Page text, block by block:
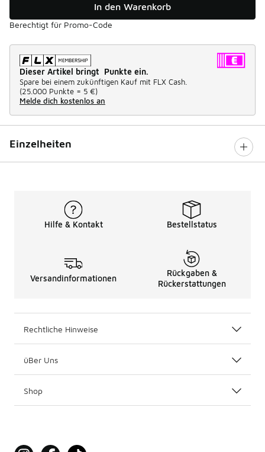
In den Warenkorb
Berechtigt für Promo-Code
Dieser Artikel bringt Punkte ein.
Spare bei einem zukünftigen Kauf mit FLX Cash.
(25.000 Punkte = 5 €)
Melde dich kostenlos an
Einzelheiten
Hilfe & Kontakt Bestellstatus
Versandinformationen
Rückgaben &
Rückerstattungen
Rechtliche Hinweise
üBer Uns
Shop